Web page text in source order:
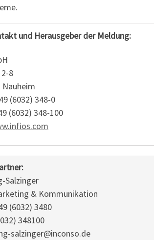
und Herausgeber der Meldung:
8
Nauheim
(6032) 348-0
(6032) 348-100
Salzinger
& Kommunikation
(6032) 3480
348100
salzinger@inconso.de